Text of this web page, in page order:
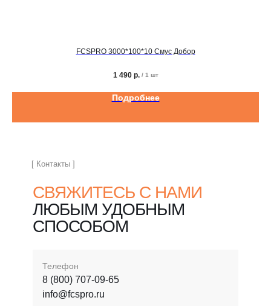
FCSPRO 3000*100*10 Смус Добор
1 490 р. / 1 шт
Подробнее
Телефон
8 (800) 707-09-65
info@fcspro.ru
СВЯЖИТЕСЬ С НАМИ
ЛЮБЫМ УДОБНЫМ
СПОСОБОМ
[ Контакты ]